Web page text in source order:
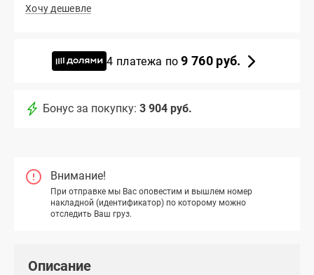
Хочу дешевле
4 платежа по9 760 руб.
Бонус за покупку: 3 904 руб.
Внимание!
При отправке мы Вас оповестим и вышлем номер
накладной (идентификатор) по которому можно
отследить Ваш груз.
Описание